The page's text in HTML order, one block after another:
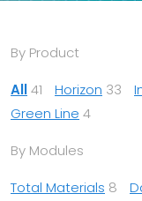
By Product
All41 Horizon 33
Green Line 4
By Modules
Total Materials 8